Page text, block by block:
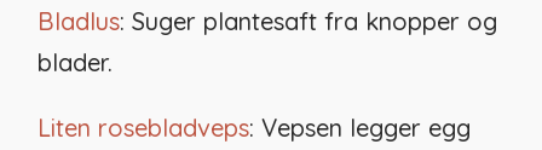
Bladlus: Suger plantesaft fra knopper og
blader.
Liten rosebladveps: Vepsen legger egg